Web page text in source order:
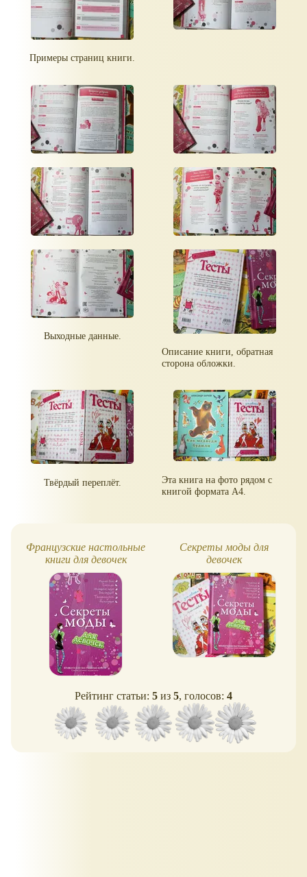
Примеры страниц книги.
Выходные данные.
Описание книги, обратная
сторона обложки.
Твёрдый переплёт.
Эта книга на фото рядом с
книгой формата А4.
Французские настольные
книги для девочек
Секреты моды для
девочек
Рейтинг статьи: 5 из 5, голосов: 4